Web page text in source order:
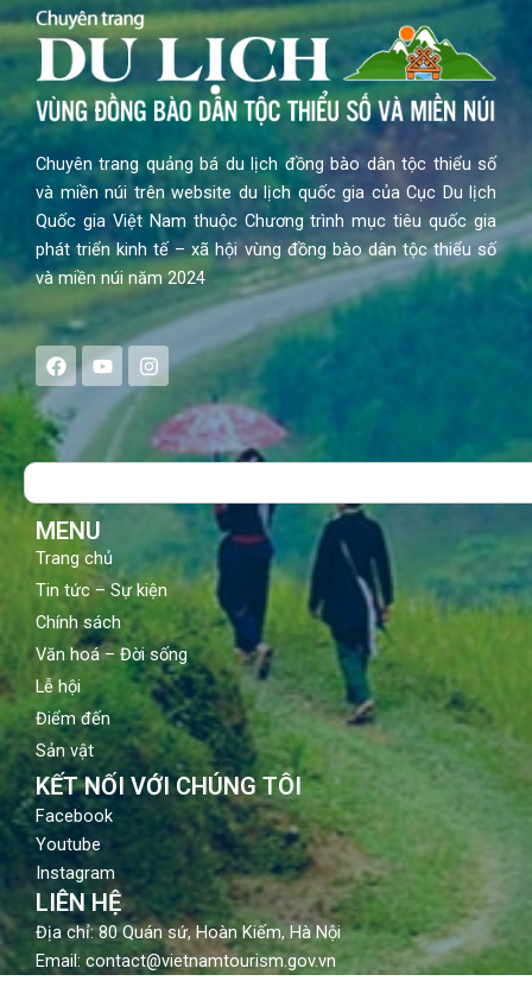
Chuyên trang quảng bá du lịch đồng bào dân tộc thiểu số
và miền núi trên website du lịch quốc gia của Cục Du lịch
Quốc gia Việt Nam thuộc Chương trình mục tiêu quốc gia
phát triển kinh tế – xã hội vùng đồng bào dân tộc thiểu số
và miền núi năm 2024
F
a
e
b
o
Y
o
t
b
I
n
s
a
g
Search
MENU
Trang chủ
Tin tức – Sự kiện
Chính sách
Văn hoá – Đời sống
Lễ hội
Điểm đến
Sản vật
KẾT NỐI VỚI CHÚNG TÔI
Facebook
Youtube
Instagram
LIÊN HỆ
Địa chỉ: 80 Quán sứ, Hoàn Kiếm, Hà Nội
Email: contact@vietnamtourism.gov.vn